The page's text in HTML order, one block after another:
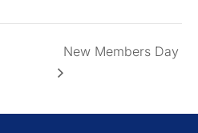
New Members Day